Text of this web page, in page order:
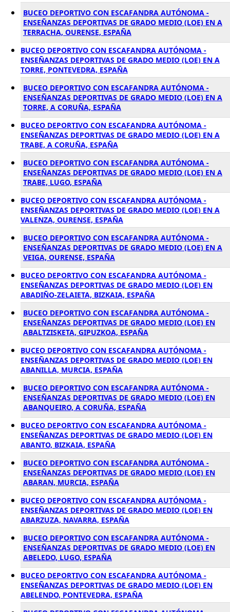
BUCEO DEPORTIVO CON ESCAFANDRA AUTÓNOMA -
ENSEÑANZAS DEPORTIVAS DE GRADO MEDIO (LOE) EN A
TERRACHA, OURENSE, ESPAÑA
BUCEO DEPORTIVO CON ESCAFANDRA AUTÓNOMA -
ENSEÑANZAS DEPORTIVAS DE GRADO MEDIO (LOE) EN A
TORRE, PONTEVEDRA, ESPAÑA
BUCEO DEPORTIVO CON ESCAFANDRA AUTÓNOMA -
ENSEÑANZAS DEPORTIVAS DE GRADO MEDIO (LOE) EN A
TORRE, A CORUÑA, ESPAÑA
BUCEO DEPORTIVO CON ESCAFANDRA AUTÓNOMA -
ENSEÑANZAS DEPORTIVAS DE GRADO MEDIO (LOE) EN A
TRABE, A CORUÑA, ESPAÑA
BUCEO DEPORTIVO CON ESCAFANDRA AUTÓNOMA -
ENSEÑANZAS DEPORTIVAS DE GRADO MEDIO (LOE) EN A
TRABE, LUGO, ESPAÑA
BUCEO DEPORTIVO CON ESCAFANDRA AUTÓNOMA -
ENSEÑANZAS DEPORTIVAS DE GRADO MEDIO (LOE) EN A
VALENZA, OURENSE, ESPAÑA
BUCEO DEPORTIVO CON ESCAFANDRA AUTÓNOMA -
ENSEÑANZAS DEPORTIVAS DE GRADO MEDIO (LOE) EN A
VEIGA, OURENSE, ESPAÑA
BUCEO DEPORTIVO CON ESCAFANDRA AUTÓNOMA -
ENSEÑANZAS DEPORTIVAS DE GRADO MEDIO (LOE) EN
ABADIÑO-ZELAIETA, BIZKAIA, ESPAÑA
BUCEO DEPORTIVO CON ESCAFANDRA AUTÓNOMA -
ENSEÑANZAS DEPORTIVAS DE GRADO MEDIO (LOE) EN
ABALTZISKETA, GIPUZKOA, ESPAÑA
BUCEO DEPORTIVO CON ESCAFANDRA AUTÓNOMA -
ENSEÑANZAS DEPORTIVAS DE GRADO MEDIO (LOE) EN
ABANILLA, MURCIA, ESPAÑA
BUCEO DEPORTIVO CON ESCAFANDRA AUTÓNOMA -
ENSEÑANZAS DEPORTIVAS DE GRADO MEDIO (LOE) EN
ABANQUEIRO, A CORUÑA, ESPAÑA
BUCEO DEPORTIVO CON ESCAFANDRA AUTÓNOMA -
ENSEÑANZAS DEPORTIVAS DE GRADO MEDIO (LOE) EN
ABANTO, BIZKAIA, ESPAÑA
BUCEO DEPORTIVO CON ESCAFANDRA AUTÓNOMA -
ENSEÑANZAS DEPORTIVAS DE GRADO MEDIO (LOE) EN
ABARAN, MURCIA, ESPAÑA
BUCEO DEPORTIVO CON ESCAFANDRA AUTÓNOMA -
ENSEÑANZAS DEPORTIVAS DE GRADO MEDIO (LOE) EN
ABARZUZA, NAVARRA, ESPAÑA
BUCEO DEPORTIVO CON ESCAFANDRA AUTÓNOMA -
ENSEÑANZAS DEPORTIVAS DE GRADO MEDIO (LOE) EN
ABELEDO, LUGO, ESPAÑA
BUCEO DEPORTIVO CON ESCAFANDRA AUTÓNOMA -
ENSEÑANZAS DEPORTIVAS DE GRADO MEDIO (LOE) EN
ABELENDO, PONTEVEDRA, ESPAÑA